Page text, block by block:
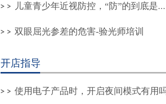
儿童青少年近视防控，“防”的到底是...
双眼屈光参差的危害-验光师培训
开店指导
使用电子产品时，开启夜间模式有用